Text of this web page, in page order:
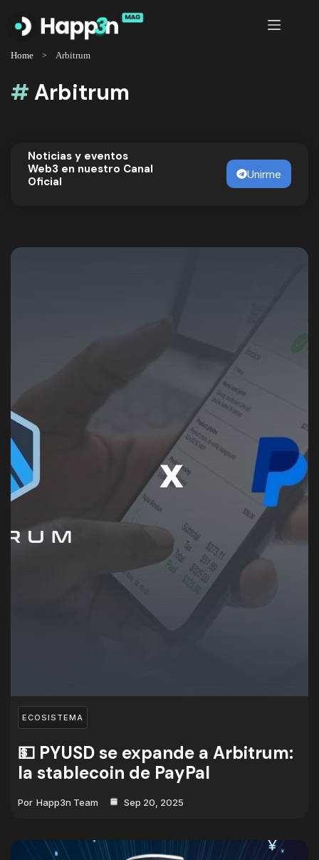
contenido
Home Arbitrum
# Arbitrum
Noticias y eventos
Web3 en nuestro Canal
Oficial
Unirme
ECOSISTEMA
💵 PYUSD se expande a Arbitrum:
la stablecoin de PayPal
Por Happ3n Team Sep 20, 2025